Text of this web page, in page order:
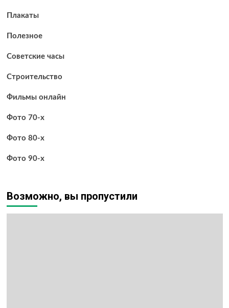
Плакаты
Полезное
Советские часы
Строительство
Фильмы онлайн
Фото 70-х
Фото 80-х
Фото 90-х
Возможно, вы пропустили